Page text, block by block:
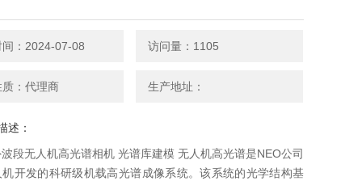
间：2024-07-08 访问量：1105
质：代理商 生产地址：
述：
段无人机高光谱相机 光谱库建模 无人机高光谱是NEO公司
开发的科研级机载高光谱成像系统。该系统的光学结构基